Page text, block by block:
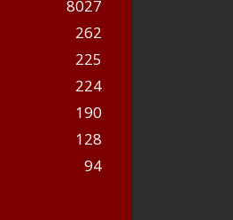
8027
262
225
224
190
128
94